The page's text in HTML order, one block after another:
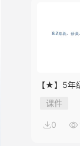
【★】5年
课件第8单
课件
0